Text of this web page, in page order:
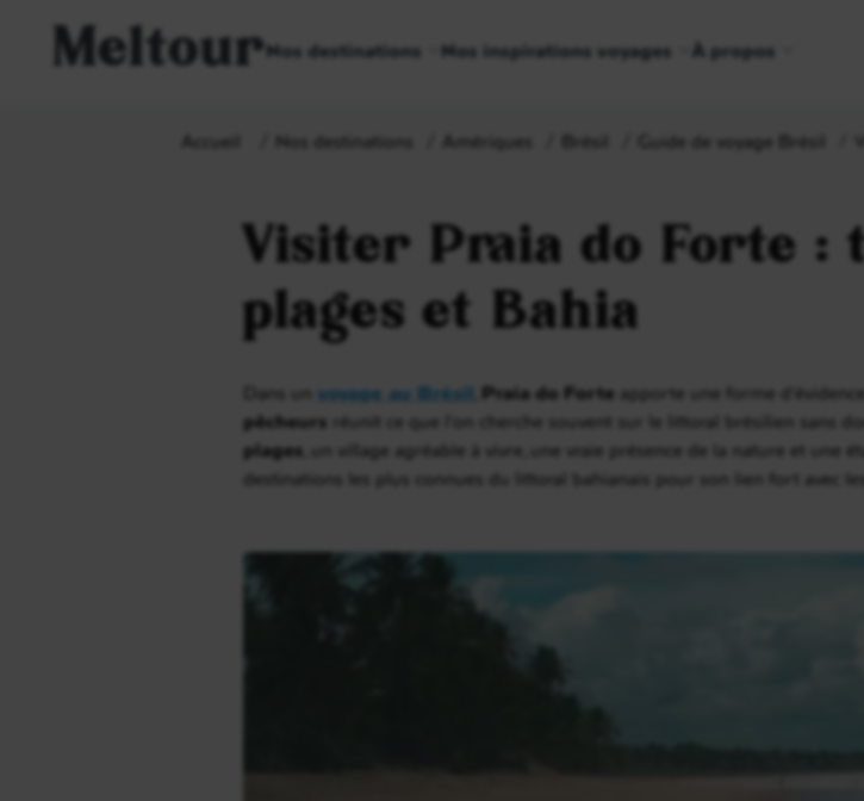
MeltourNos destinations Nos inspirations voyages À propos
Accueil Nos destinations Amériques Brésil Guide de voyage Brésil
Visiter Praia do Forte :
plages et Bahia
Dans un voyage au Brésil Praia do Forte apporte une forme
pêcheurs réunit ce que l’on cherche souvent sur le littoral brésilien sans
plages , un village agréable à vivre, une vraie présence de la nature et une
destinations les plus connues du littoral bahianais pour son lien fort avec les